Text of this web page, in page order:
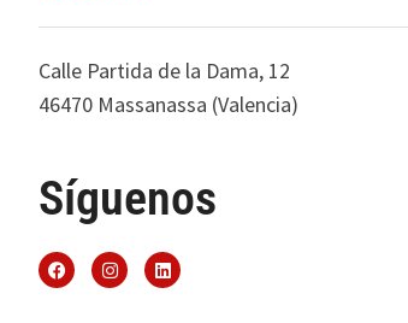
Calle Partida de la Dama, 12
46470 Massanassa (Valencia)
Síguenos